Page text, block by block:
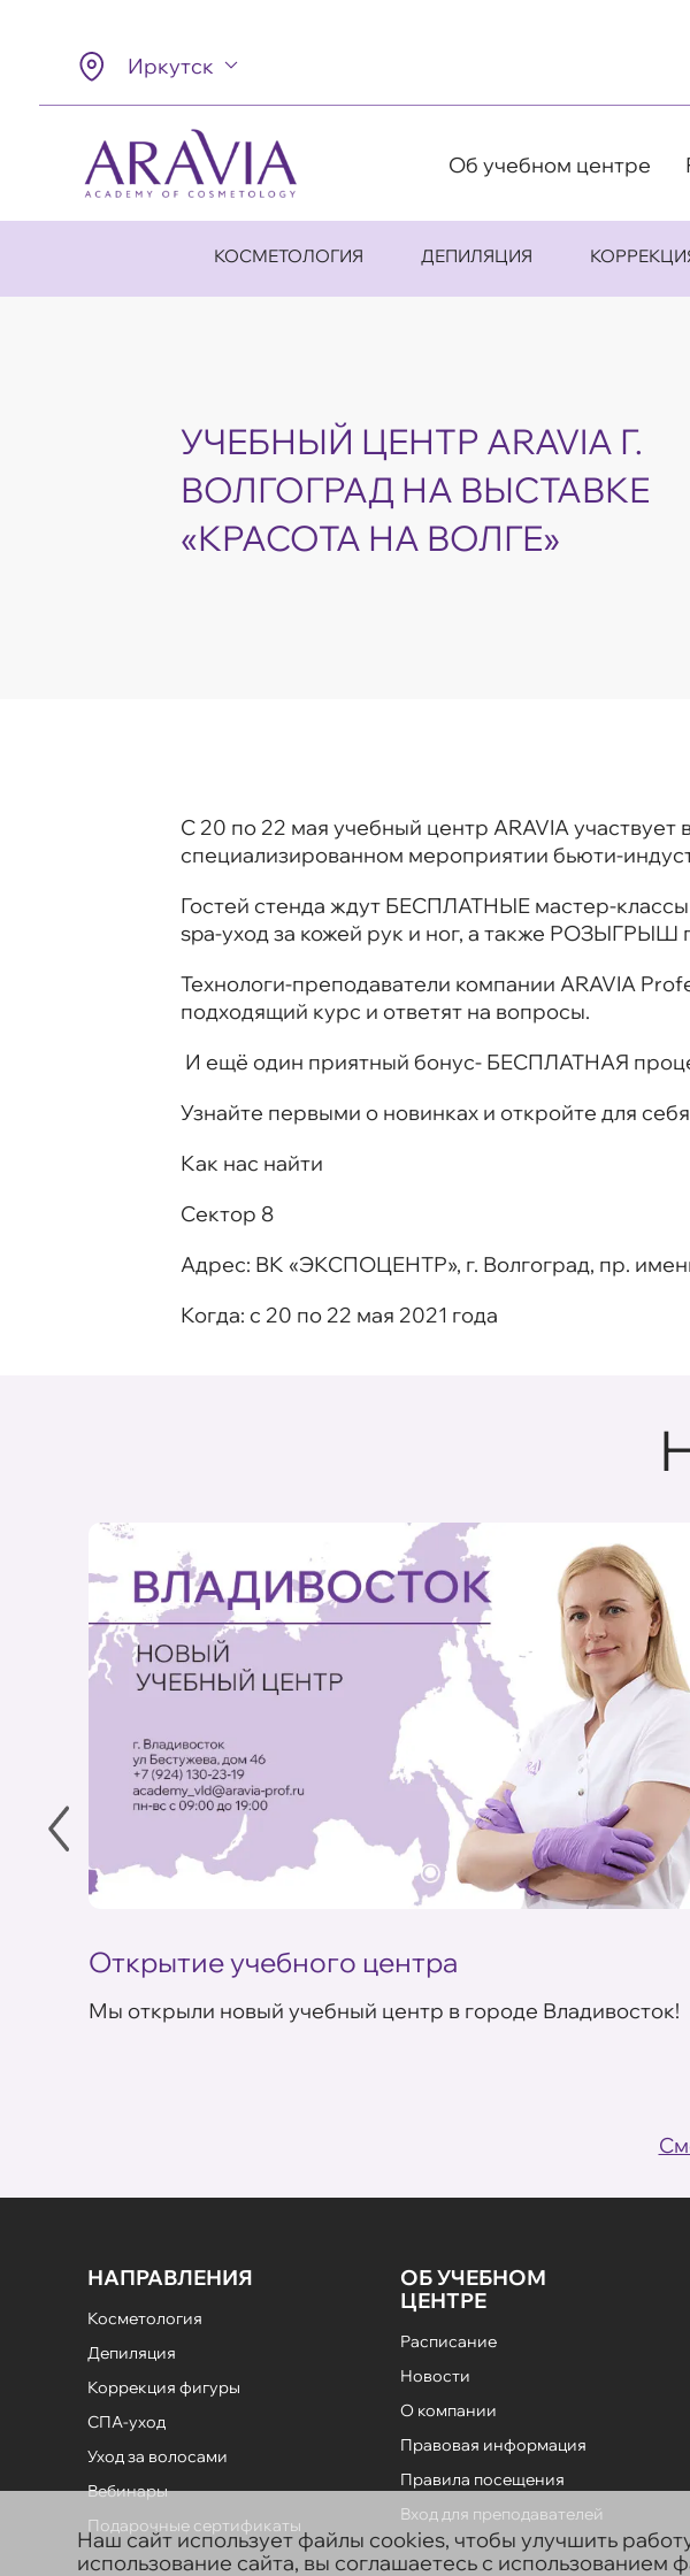
Иркутск
Об учебном центре
КОСМЕТОЛОГИЯ ДЕПИЛЯЦИЯ
УЧЕБНЫЙ ЦЕНТР ARAVIA Г.
ВОЛГОГРАД НА ВЫСТАВКЕ
«КРАСОТА НА ВОЛГЕ»
C 20 по 22 мая учебный центр ARAVIA
специализированном мероприятии бьюти-
Гостей стенда ждут БЕСПЛАТНЫЕ мастер-
spa-уход за кожей рук и ног, а также РОЗЫГРЫШ
Технологи-преподаватели компании ARAVIA
подходящий курс и ответят на вопросы.
И ещё один приятный бонус- БЕСПЛАТНАЯ
Узнайте первыми о новинках и откройте для
Как нас найти
Сектор 8
Адрес: ВК «ЭКСПОЦЕНТР», г. Волгоград, пр.
Когда: с 20 по 22 мая 2021 года
Открытие учебного центра
Мы открыли новый учебный центр в городе Владивосток!
НАПРАВЛЕНИЯ
Косметология
Депиляция
Коррекция фигуры
СПА-уход
Уход за волосами
Вебинары
Подарочные сертификаты
ОБ УЧЕБНОМ
ЦЕНТРЕ
Расписание
Новости
О компании
Правовая информация
Правила посещения
Вход для преподавателей
Наш сайт использует файлы cookies, чтобы улучшить
использование сайта, вы соглашаетесь с использованием